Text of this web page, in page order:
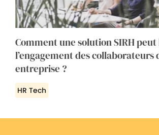
Comment une solution SIRH
l’engagement des collaborateurs
entreprise ?
HR Tech